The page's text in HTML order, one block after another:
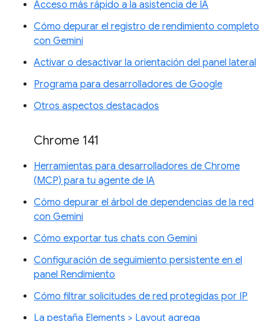
Acceso más rápido a la asistencia de IA
Cómo depurar el registro de rendimiento completo
con Gemini
Activar o desactivar la orientación del panel lateral
Programa para desarrolladores de Google
Otros aspectos destacados
Chrome 141
Herramientas para desarrolladores de Chrome
(MCP) para tu agente de IA
Cómo depurar el árbol de dependencias de la red
con Gemini
Cómo exportar tus chats con Gemini
Configuración de seguimiento persistente en el
panel Rendimiento
Cómo filtrar solicitudes de red protegidas por IP
La pestaña Elements > Layout agrega